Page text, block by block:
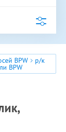
BPW р/к
BPW